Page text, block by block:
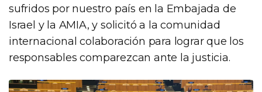
sufridos por nuestro país en la Embajada de
Israel y la AMIA, y solicitó a la comunidad
internacional colaboración para lograr que los
responsables comparezcan ante la justicia.